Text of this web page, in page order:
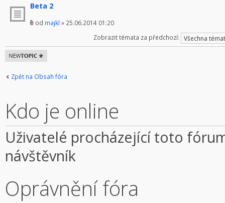
Beta 2
od majkl » 25.06.2014 01:20
Zobrazit témata za předchozí:
Odeslat nové
téma
Zpět na Obsah fóra
Kdo je online
Uživatelé procházející toto
návštěvník
Oprávnění fóra